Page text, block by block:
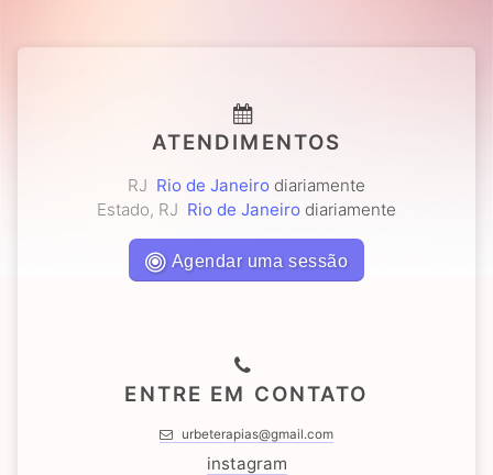
ATENDIMENTOS
RJ Rio de Janeiro diariamente
Estado, RJ Rio de Janeiro diariamente
Agendar uma sessão
ENTRE EM CONTATO
urbeterapias@gmail.com
instagram